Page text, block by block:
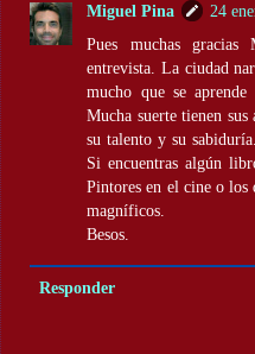
Miguel Pina
24
Pues muchas
entrevista. La ciudad
mucho que se
Mucha suerte tienen
su talento y su
Si encuentras algún
Pintores en el cine o los
magníficos.
Besos.
Responder